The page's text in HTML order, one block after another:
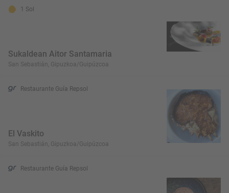
1 Sol
Sukaldean Aitor Santamaria
San Sebastián, Gipuzkoa/Guipúzcoa
Restaurante Guía Repsol
El Vaskito
San Sebastián, Gipuzkoa/Guipúzcoa
Restaurante Guía Repsol